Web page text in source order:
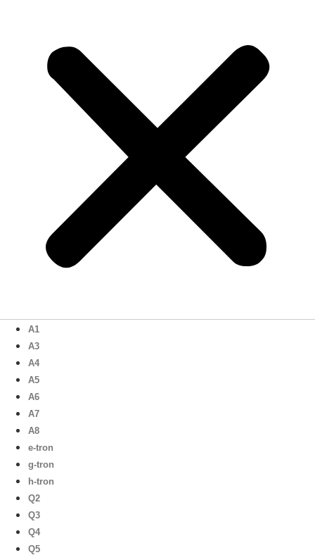
A1
A3
A4
A5
A6
A7
A8
e-tron
g-tron
h-tron
Q2
Q3
Q4
Q5